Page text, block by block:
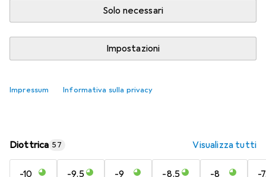
Solo necessari
Impostazioni
Impressum Informativa sulla privacy
Più di 10 pezzi in stock presso il fornitore
Aggiungi al carrello
Diottrica 57 Visualizza tutti
-10 -9.5 -9 -8.5 -8 -